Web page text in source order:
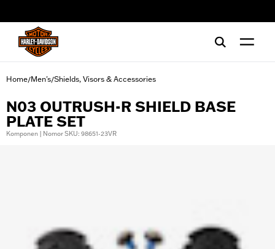
Home/Men's/Shields, Visors & Accessories
N03 OUTRUSH-R SHIELD BASE
PLATE SET
Komponen | Nomor SKU: 98651-23VR